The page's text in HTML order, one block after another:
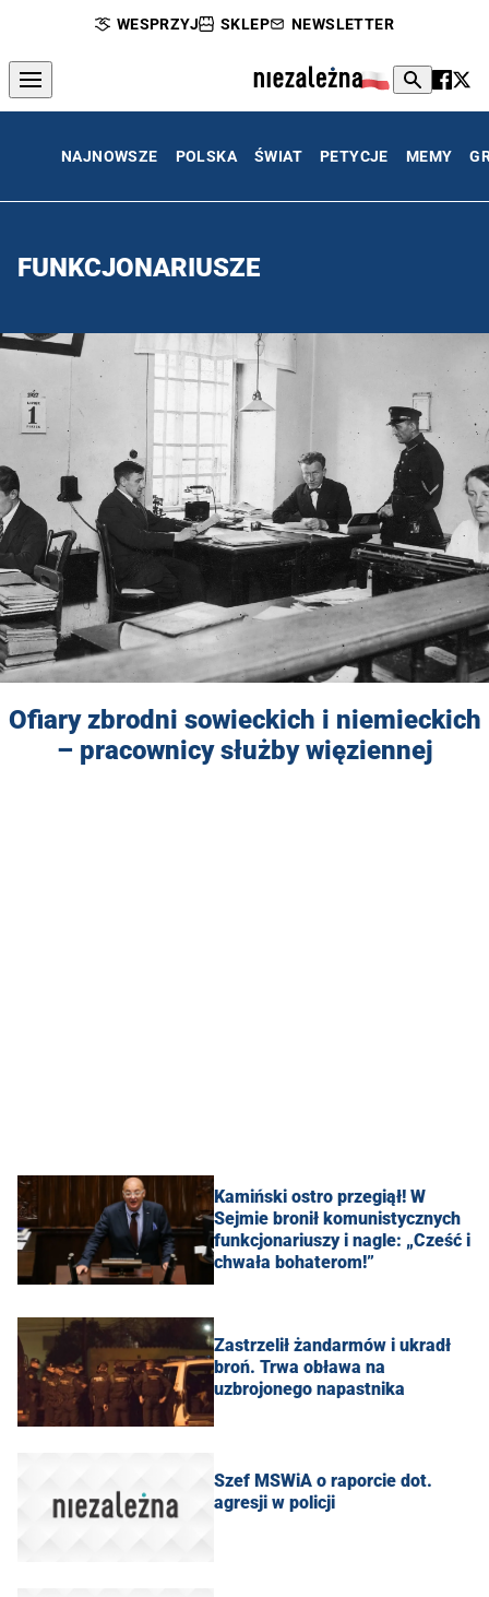
WESPRZYJ SKLEP NEWSLETTER
NAJNOWSZE POLSKA ŚWIAT PETYCJE MEMY
FUNKCJONARIUSZE
Ofiary zbrodni sowieckich i niemieckich
– pracownicy służby więziennej
Kamiński ostro przegiął! W
Sejmie bronił komunistycznych
funkcjonariuszy i nagle: „Cześć i
chwała bohaterom!”
Zastrzelił żandarmów i ukradł
broń. Trwa obława na
uzbrojonego napastnika
Szef MSWiA o raporcie dot.
agresji w policji